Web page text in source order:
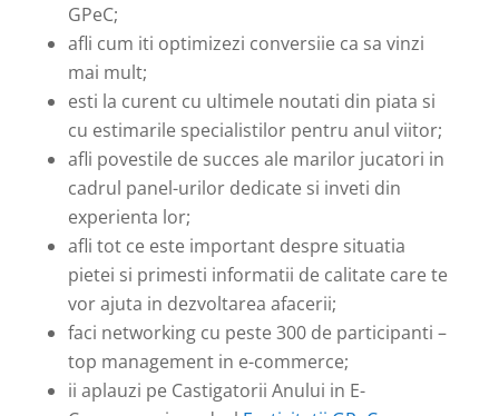
GPeC;
afli cum iti optimizezi conversiie ca sa vinzi
mai mult;
esti la curent cu ultimele noutati din piata si
cu estimarile specialistilor pentru anul viitor;
afli povestile de succes ale marilor jucatori in
cadrul panel-urilor dedicate si inveti din
experienta lor;
afli tot ce este important despre situatia
pietei si primesti informatii de calitate care te
vor ajuta in dezvoltarea afacerii;
faci networking cu peste 300 de participanti –
top management in e-commerce;
ii aplauzi pe Castigatorii Anului in E-